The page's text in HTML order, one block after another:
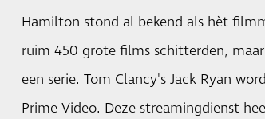
Hamilton stond al bekend als hèt
ruim 450 grote films schitterden,
een serie. Tom Clancy's Jack Ryan
Prime Video. Deze streamingdienst